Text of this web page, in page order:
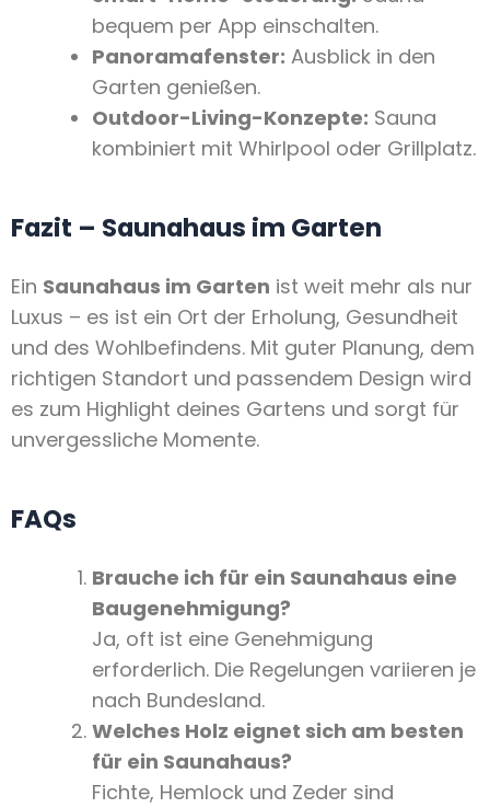
bequem per App einschalten.
Panoramafenster: Ausblick in den
Garten genießen.
Outdoor-Living-Konzepte: Sauna
kombiniert mit Whirlpool oder Grillplatz.
Fazit – Saunahaus im Garten
Ein Saunahaus im Garten ist weit mehr als nur
Luxus – es ist ein Ort der Erholung, Gesundheit
und des Wohlbefindens. Mit guter Planung, dem
richtigen Standort und passendem Design wird
es zum Highlight deines Gartens und sorgt für
unvergessliche Momente.
FAQs
Brauche ich für ein Saunahaus eine
Baugenehmigung?
Ja, oft ist eine Genehmigung
erforderlich. Die Regelungen variieren je
nach Bundesland.
Welches Holz eignet sich am besten
für ein Saunahaus?
Fichte, Hemlock und Zeder sind